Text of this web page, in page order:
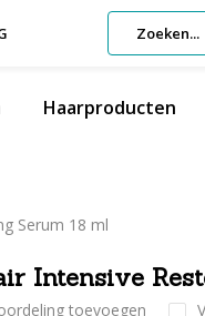
Haarproducten
Serum 18 ml
Intensive
toevoegen